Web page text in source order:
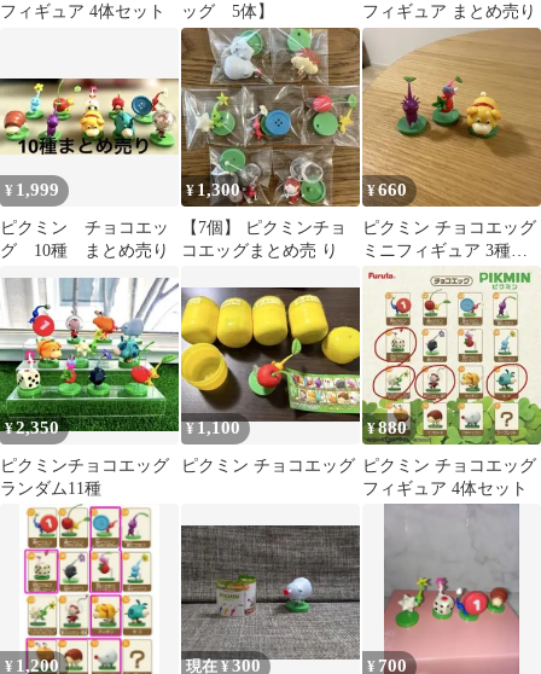
フィギュア 4体セット
ッグ 5体】
フィギュア まとめ売り
¥ 1,999
ピクミン チョコエッ
グ 10種 まとめ売り
¥1,300
【7個】 ピクミンチョ
コエッグまとめ売 り
¥660
ピクミン チョコエッグ
ミニフィギュア 3種セ
ット
¥2,350
ピクミンチョコエッグ
ランダム11種
¥1,100
ピクミン チョコエッグ
¥880
ピクミン チョコエッグ
フィギュア 4体セット
¥ 1,200 現在 ¥300 ¥ 700